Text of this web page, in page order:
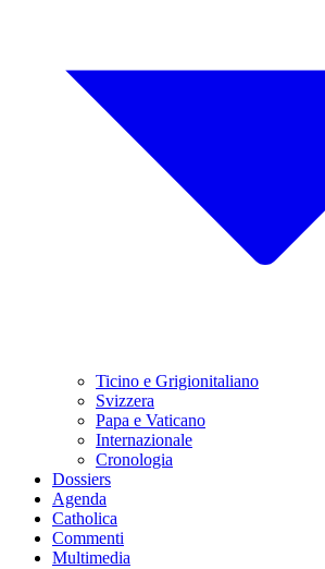
Ticino e Grigionitaliano
Svizzera
Papa e Vaticano
Internazionale
Cronologia
Dossiers
Agenda
Catholica
Commenti
Multimedia